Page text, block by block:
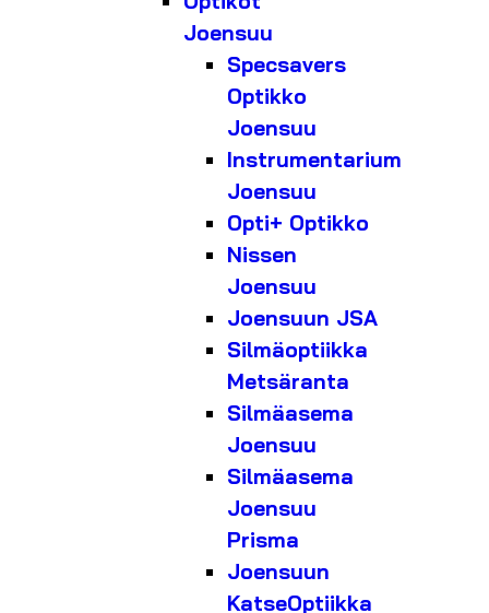
Joensuu
Specsavers
Optikko
Joensuu
Instrumentarium
Joensuu
Opti+ Optikko
Nissen
Joensuu
Joensuun JSA
Silmäoptiikka
Metsäranta
Silmäasema
Joensuu
Silmäasema
Joensuu
Prisma
Joensuun
KatseOptiikka